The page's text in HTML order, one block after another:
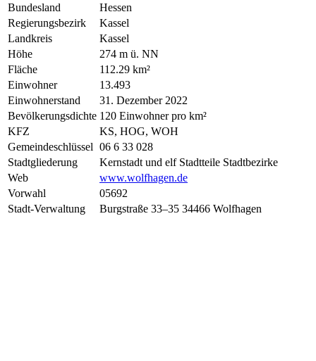
Bundesland
Hessen
Regierungsbezirk
Kassel
Landkreis
Kassel
Höhe
274 m ü. NN
Fläche
112.29 km²
Einwohner
13.493
Einwohnerstand
31. Dezember 2022
Bevölkerungsdichte 120 Einwohner pro km²
KFZ
KS, HOG, WOH
Gemeindeschlüssel 06 6 33 028
Stadtgliederung
Kernstadt und elf Stadtteile Stadtbezirke
Web
www.wolfhagen.de
Vorwahl
05692
Stadt-Verwaltung
Burgstraße 33–35 34466 Wolfhagen